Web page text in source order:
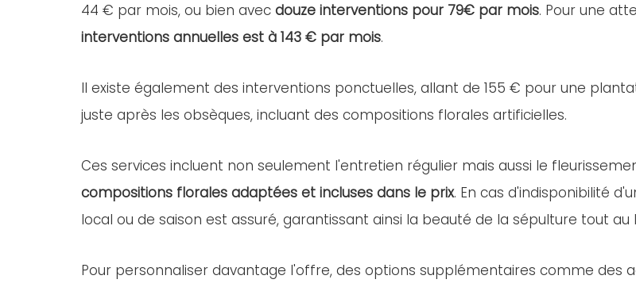
44 € par mois, ou bien avec douze interventions pour 79€ par mois. Pour une
interventions annuelles est à 143 € par mois.
Il existe également des interventions ponctuelles, allant de 155 € pour une
juste après les obsèques, incluant des compositions florales artificielles.
Ces services incluent non seulement l'entretien régulier mais aussi le
compositions florales adaptées et incluses dans le prix. En cas d'indisponibilité
local ou de saison est assuré, garantissant ainsi la beauté de la sépulture tout au
Pour personnaliser davantage l'offre, des options supplémentaires comme des